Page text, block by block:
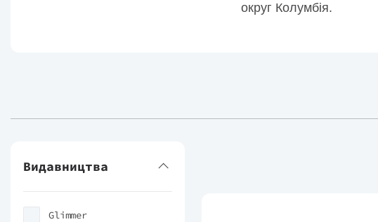
округ Колумбія.
Видавництва
Glimmer